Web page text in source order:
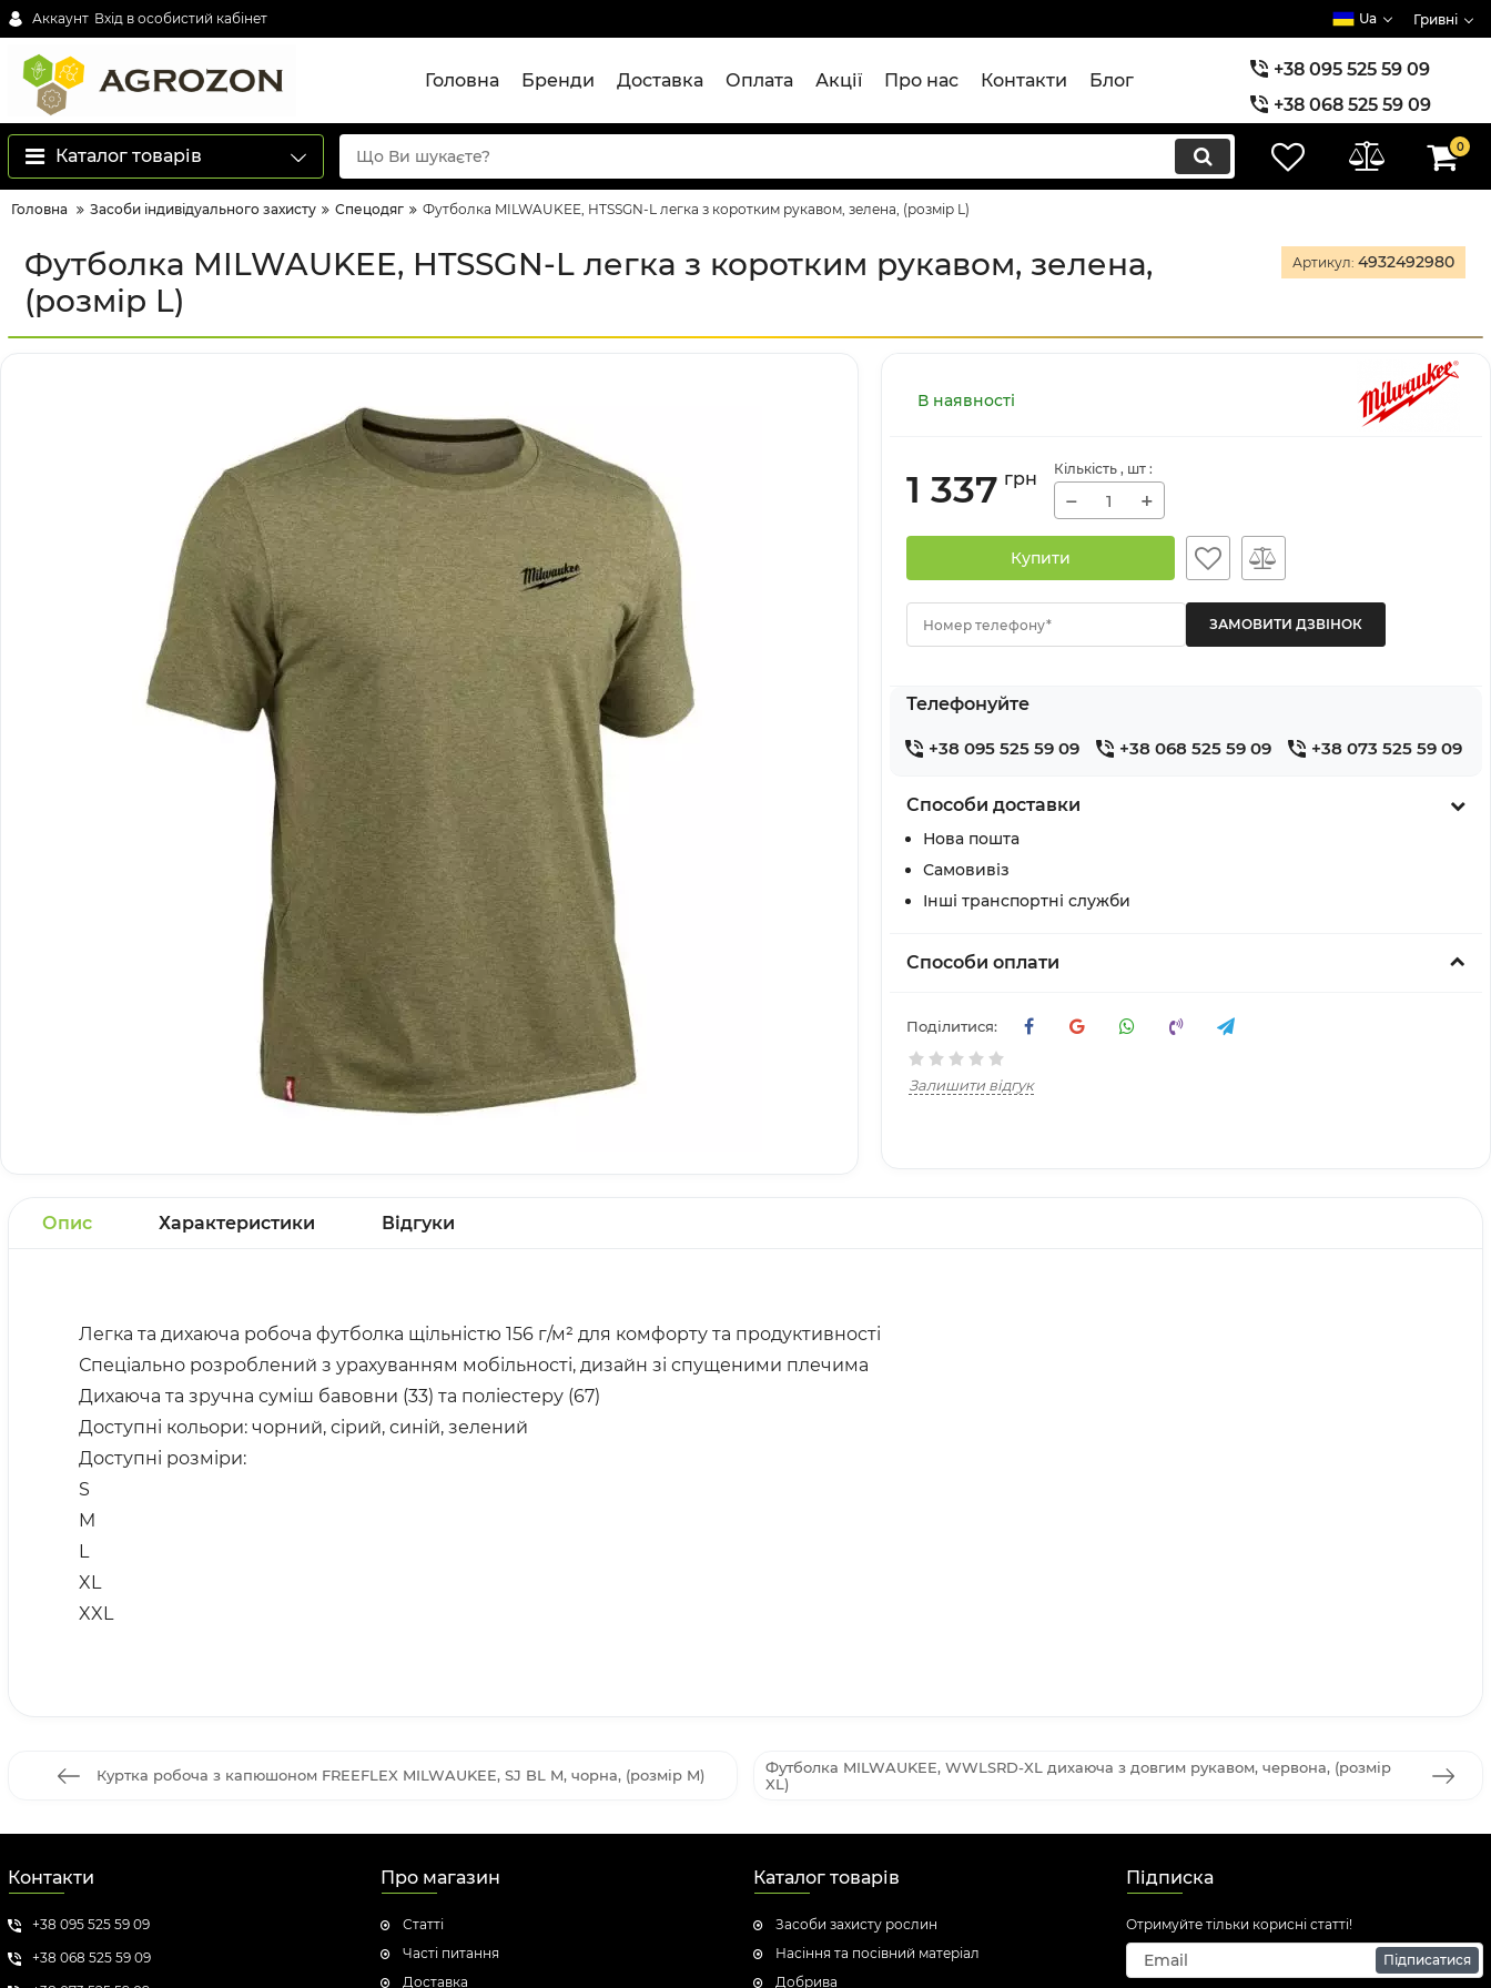
Аккаунт Вхід в особистий кабінет Ua Гривні
Головна Бренди Доставка Оплата Акції Про нас Контакти Блог
+38 095 525 59 09
+38 068 525 59 09
+38 073 525 59 09
Каталог товарів 0
Головна Засоби індивідуального захисту Спецодяг Футболка MILWAUKEE, HTSSGN-L легка з коротким рукавом, зелена, (розмір L)
Футболка MILWAUKEE, HTSSGN-L легка з коротким рукавом, зелена,
(розмір L)
Артикул: 4932492980
В наявності
1 337 грн Кількість , шт :
− +
Купити
Номер телефону*
Телефонуйте
+38 095 525 59 09 +38 068 525 59 09 +38 073 525 59 09
Способи доставки
Нова пошта
Самовивіз
Інші транспортні служби
Способи оплати
Поділитися:
Залишити відгук
Опис Характеристики Відгуки
Легка та дихаюча робоча футболка щільністю 156 г/м² для комфорту та продуктивності
Спеціально розроблений з урахуванням мобільності, дизайн зі спущеними плечима
Дихаюча та зручна суміш бавовни (33) та поліестеру (67)
Доступні кольори: чорний, сірий, синій, зелений
Доступні розміри:
S
M
L
XL
XXL
Куртка робоча з капюшоном FREEFLEX MILWAUKEE, SJ BL M, чорна, (розмір M)
Футболка MILWAUKEE, WWLSRD-XL дихаюча з довгим рукавом, червона, (розмір
XL)
Контакти
+38 095 525 59 09
+38 068 525 59 09
Про магазин
Статті
Часті питання
Доставка
Каталог товарів
Засоби захисту рослин
Насіння та посівний матеріал
Добрива
Підписка
Отримуйте тільки корисні статті!
Підписатися